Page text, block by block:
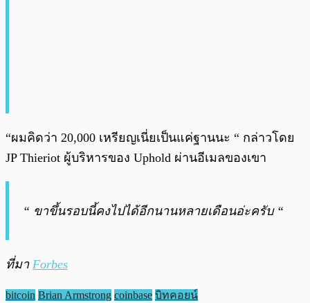
“ผมคิดว่า 20,000 เหรียญเนี่ยเป็นแค่ฐานนะ “ กล่าวโดย
JP Thieriot ผู้บริหารของ Uphold ผ่านอีเมลของเขา
“ ขาขึ้นรอบนี้คงไปได้อีกนานหลายเดือนอ่ะครับ “
ที่มา Forbes
bitcoin Brian Armstrong coinbase บิทคอยน์